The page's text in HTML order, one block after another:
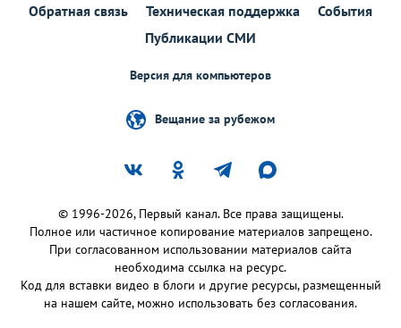
Обратная связь
Техническая поддержка
События
Публикации СМИ
Версия для компьютеров
Вещание за рубежом
© 1996-2026, Первый канал. Все права защищены.
Полное или частичное копирование материалов запрещено.
При согласованном использовании материалов сайта
необходима ссылка на ресурс.
Код для вставки видео в блоги и другие ресурсы, размещенный
на нашем сайте, можно использовать без согласования.